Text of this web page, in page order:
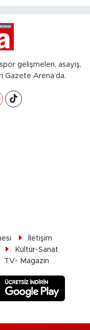
gelişmeleri, asayiş,
Gazete Arena’da.
İletişim
Kültür-Sanat
TV- Magazin